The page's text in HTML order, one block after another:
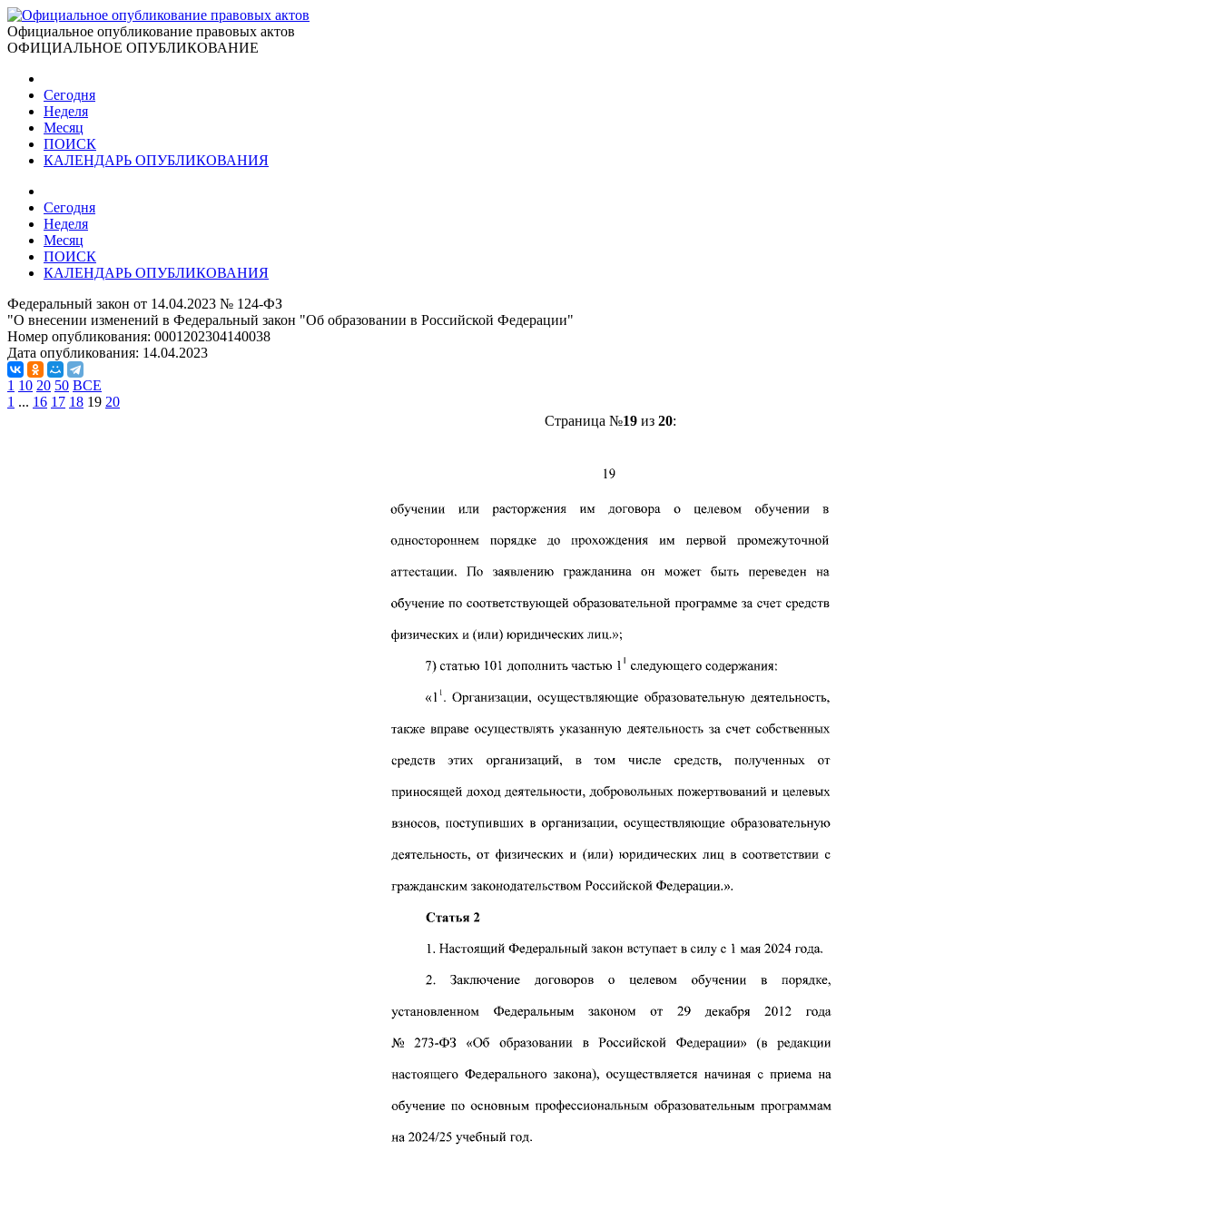
Официальное опубликование правовых актов
ОФИЦИАЛЬНОЕ ОПУБЛИКОВАНИЕ
Сегодня
Неделя
Месяц
ПОИСК
КАЛЕНДАРЬ ОПУБЛИКОВАНИЯ
Сегодня
Неделя
Месяц
ПОИСК
КАЛЕНДАРЬ ОПУБЛИКОВАНИЯ
Федеральный закон от 14.04.2023 № 124-ФЗ
"О внесении изменений в Федеральный закон "Об образовании в Российской Федерации"
Номер опубликования: 0001202304140038
Дата опубликования: 14.04.2023
1 10 20 50 ВСЕ
1 ... 16 17 18 19 20
Страница №19из 20: